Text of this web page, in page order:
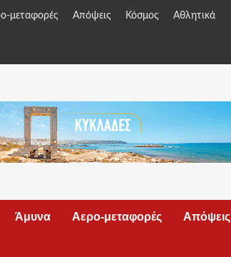
μεταφορές Απόψεις Κόσμος Αθλητικά
Άμυνα Αερο-μεταφορές Απόψεις